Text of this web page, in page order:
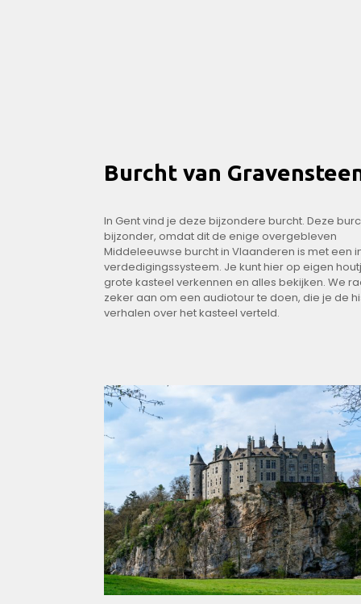
Burcht van
In Gent vind je deze bijzondere burcht. Deze
bijzonder, omdat dit de enige overgebleven
Middeleeuwse burcht in Vlaanderen is met een
verdedigingssysteem. Je kunt hier op eigen
grote kasteel verkennen en alles bekijken. We
zeker aan om een audiotour te doen, die je de
verhalen over het kasteel verteld.